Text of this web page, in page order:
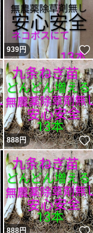
いいね！
939円
いいね！
888円
888円